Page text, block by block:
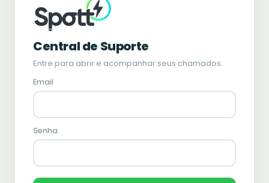
Central de Suporte
Entre para abrir e acompanhar seus chamados.
Email
Senha